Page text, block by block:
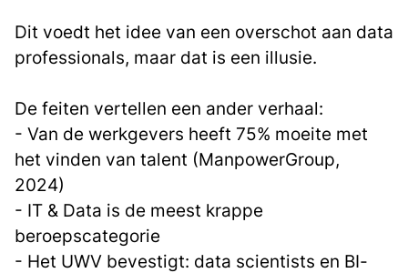
Dit voedt het idee van een overschot aan data
professionals, maar dat is een illusie.
De feiten vertellen een ander verhaal:
- Van de werkgevers heeft 75% moeite met
het vinden van talent (ManpowerGroup,
2024)
- IT & Data is de meest krappe
beroepscategorie
- Het UWV bevestigt: data scientists en BI-